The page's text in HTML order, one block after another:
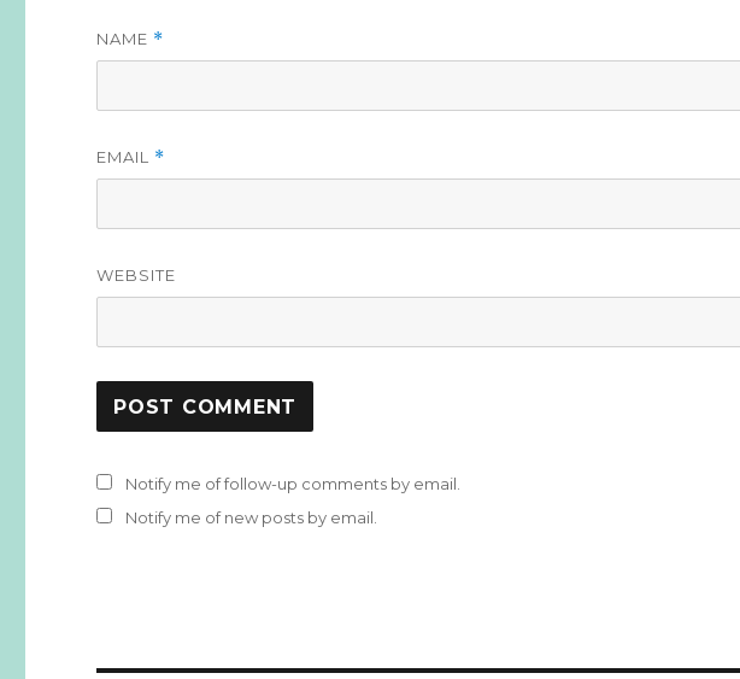
NAME *
EMAIL *
WEBSITE
Notify me of follow-up comments by email.
Notify me of new posts by email.